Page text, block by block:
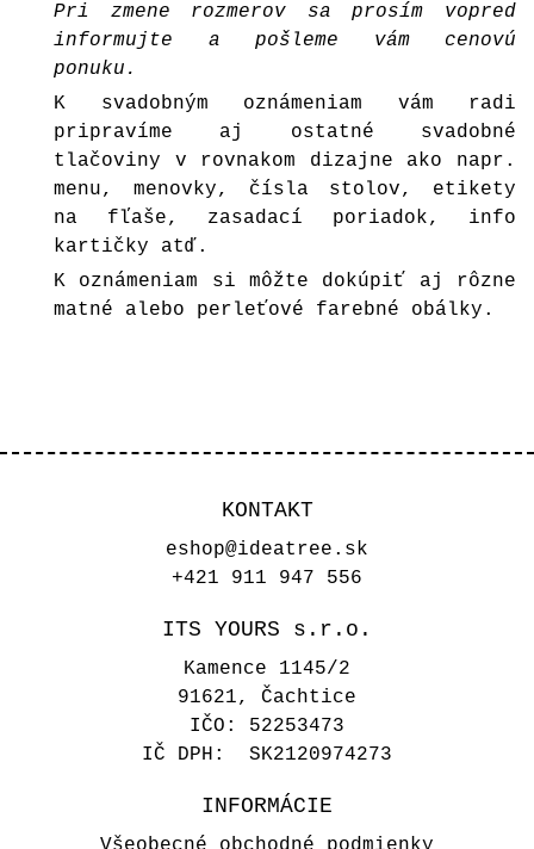
Pri zmene rozmerov sa prosím vopred
informujte a pošleme vám cenovú
ponuku.
K svadobným oznámeniam vám radi
pripravíme aj ostatné svadobné
tlačoviny v rovnakom dizajne ako napr.
menu, menovky, čísla stolov, etikety
na fľaše, zasadací poriadok, info
kartičky atď.
K oznámeniam si môžte dokúpiť aj rôzne
matné alebo perleťové farebné obálky .
KONTAKT
eshop@ideatree.sk
+421 911 947 556
ITS YOURS s.r.o.
Kamence 1145/2
91621, Čachtice
IČO: 52253473
IČ DPH: SK2120974273
INFORMÁCIE